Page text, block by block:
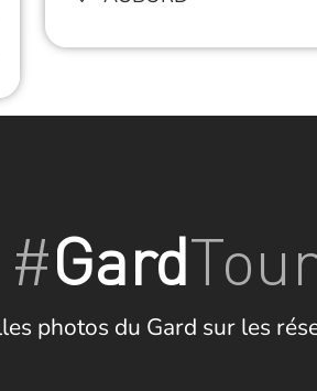
#Gard
photos du Gard sur les